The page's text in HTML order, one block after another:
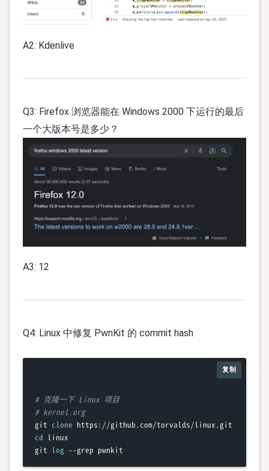
A2: Kdenlive
Q3: Firefox 浏览器能在 Windows 2000 下运行的最后
一个大版本号是多少？
A3: 12
Q4: Linux 中修复 PwnKit 的 commit hash
复制
# 克隆一下 Linux 项目
# kernel.org
git clone
cd linux
git log